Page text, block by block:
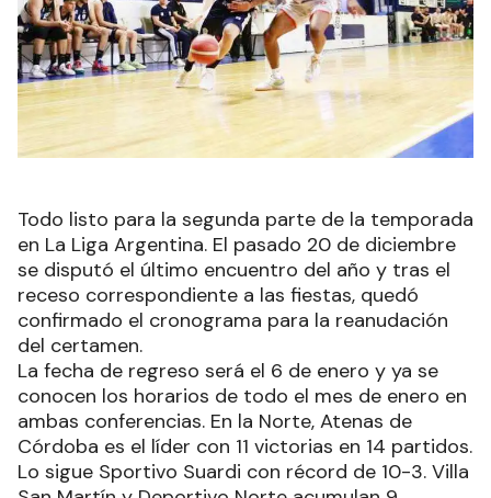
Todo listo para la segunda parte de la temporada
en La Liga Argentina. El pasado 20 de diciembre
se disputó el último encuentro del año y tras el
receso correspondiente a las fiestas, quedó
confirmado el cronograma para la reanudación
del certamen.
La fecha de regreso será el 6 de enero y ya se
conocen los horarios de todo el mes de enero en
ambas conferencias. En la Norte, Atenas de
Córdoba es el líder con 11 victorias en 14 partidos.
Lo sigue Sportivo Suardi con récord de 10-3. Villa